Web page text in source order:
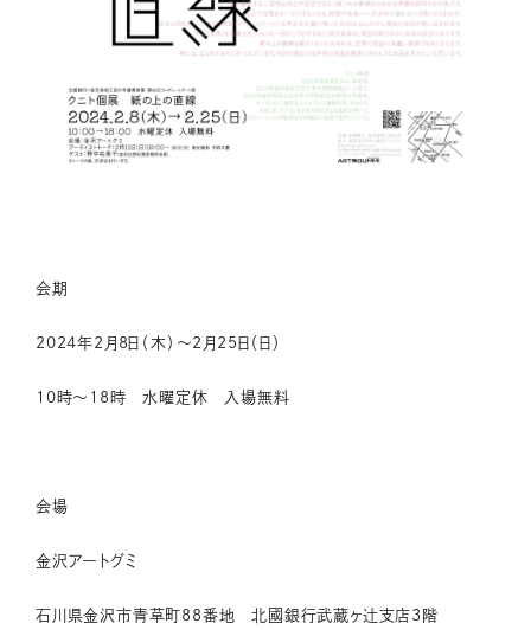
会期
2024年2月8日（木）〜2月25日（日）
10時～18時 水曜定休 入場無料
会場
金沢アートグミ
石川県金沢市青草町88番地 北國銀行武蔵ヶ辻支店3階